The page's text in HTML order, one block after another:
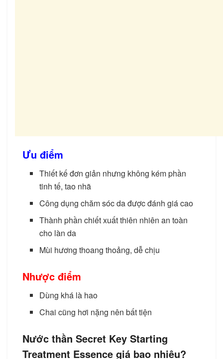
Ưu điểm
Thiết kế đơn giản nhưng không kém phần
tinh tế, tao nhã
Công dụng chăm sóc da được đánh giá cao
Thành phần chiết xuất thiên nhiên an toàn
cho làn da
Mùi hương thoang thoảng, dễ chịu
Nhược điểm
Dùng khá là hao
Chai cũng hơi nặng nên bất tiện
Nước thần Secret Key Starting
Treatment Essence giá bao nhiêu?